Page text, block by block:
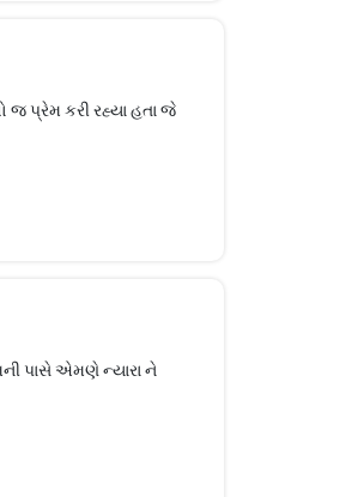
પ્રેમ કરી રહ્યા હતા જે
પાસે એમણે ન્યારા ને